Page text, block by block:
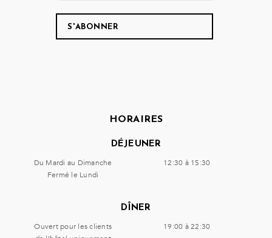
HORAIRES
DÉJEUNER
Du Mardi au Dimanche
Fermé le Lundi
12:30 à 15:30
DÎNER
Ouvert pour les clients
19:00 à 22:30